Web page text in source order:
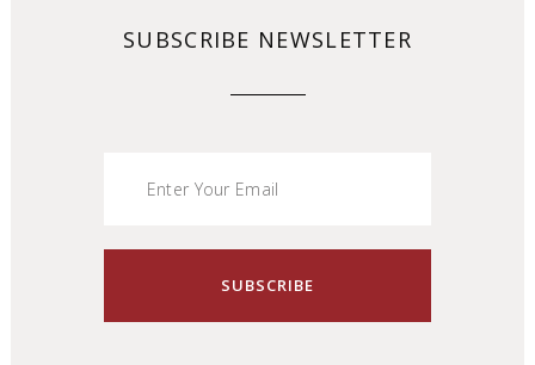
SUBSCRIBE NEWSLETTER